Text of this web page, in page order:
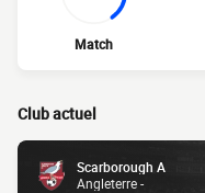
Match
Club actuel
Scarborough A
Angleterre -